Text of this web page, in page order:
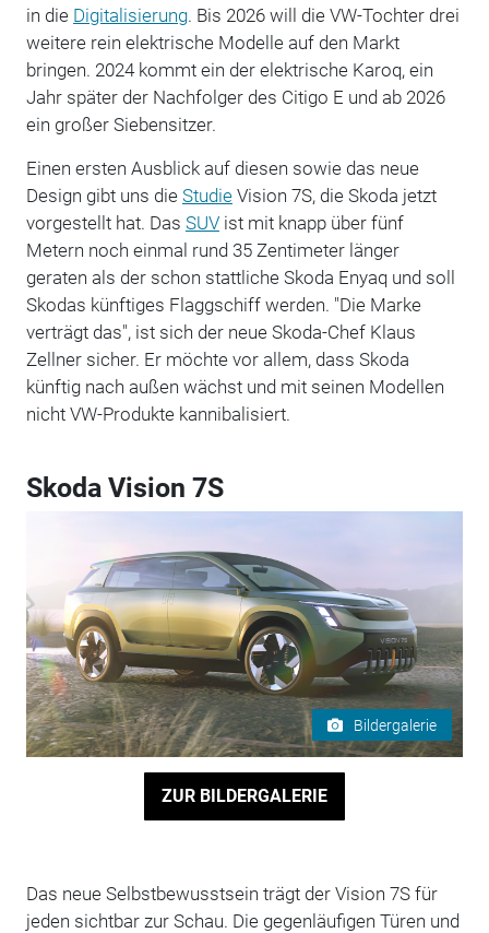
in die Digitalisierung. Bis 2026 will die VW-Tochter drei
weitere rein elektrische Modelle auf den Markt
bringen. 2024 kommt ein der elektrische Karoq, ein
Jahr später der Nachfolger des Citigo E und ab 2026
ein großer Siebensitzer.
Einen ersten Ausblick auf diesen sowie das neue
Design gibt uns die StudieVision 7S, die Skoda jetzt
vorgestellt hat. Das SUVist mit knapp über fünf
Metern noch einmal rund 35 Zentimeter länger
geraten als der schon stattliche Skoda Enyaq und soll
Skodas künftiges Flaggschiff werden. "Die Marke
verträgt das", ist sich der neue Skoda-Chef Klaus
Zellner sicher. Er möchte vor allem, dass Skoda
künftig nach außen wächst und mit seinen Modellen
nicht VW-Produkte kannibalisiert.
Skoda Vision 7S
Bildergalerie
ZUR BILDERGALERIE
Das neue Selbstbewusstsein trägt der Vision 7S für
jeden sichtbar zur Schau. Die gegenläufigen Türen und